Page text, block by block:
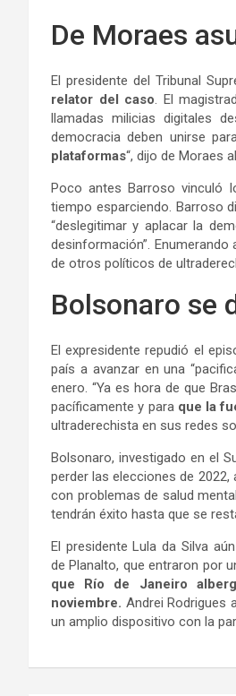
De Moraes
El presidente del Tribunal
relator del caso. El
llamadas milicias digitales
democracia deben unirse
plataformas“, dijo de Moraes
Poco antes Barroso vinculó
tiempo esparciendo. Barroso
“deslegitimar y aplacar la
desinformación”.
de otros políticos de
Bolsonaro se
El expresidente repudió el
país a avanzar en una
enero. “Ya es hora de que
pacíficamente y paraque la
ultraderechista en sus redes
Bolsonaro, investigado en el
perder las elecciones de 2022,
con problemas de salud
tendrán éxito hasta que se
El presidente Lula da Silva
de Planalto, que entraron por
que Río de Janeiro
noviembre. Andrei Rodrigues
un amplio dispositivo con la